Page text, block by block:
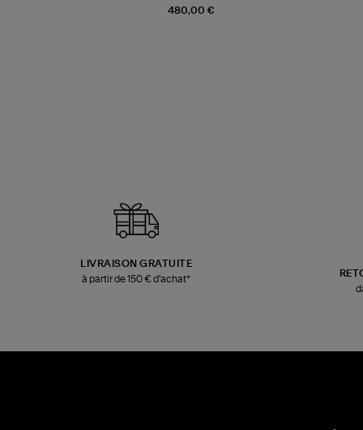
480,00 €
LIVRAISON GRATUITE
à partir de 150 € d'achat*